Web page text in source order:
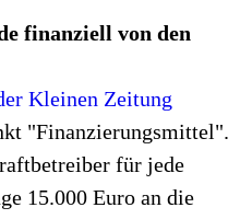
finanziell von den
Kleinen Zeitung
"Finanzierungsmittel".
für jede
15.000 Euro an die